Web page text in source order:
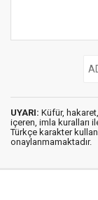
UYARI: Küfür,
içeren, imla kuralları
Türkçe karakter
onaylanmamaktadır.